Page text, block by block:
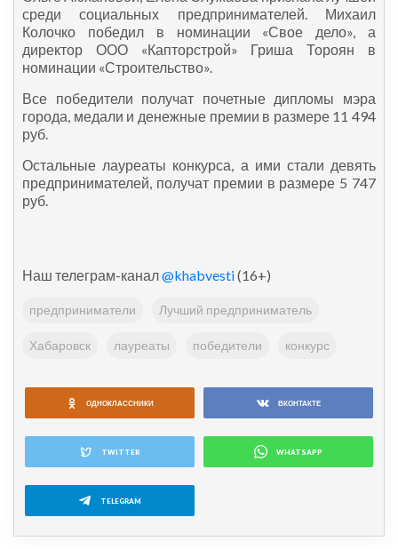
среди социальных предпринимателей. Михаил
Колочко победил в номинации «Свое дело», а
директор ООО «Капторстрой» Гриша Тороян в
номинации «Строительство».
Все победители получат почетные дипломы мэра
города, медали и денежные премии в размере 11 494
руб.
Остальные лауреаты конкурса, а ими стали девять
предпринимателей, получат премии в размере 5 747
руб.
Наш телеграм-канал@khabvesti(16+)
предприниматели Лучший предприниматель
Хабаровск лауреаты победители конкурс
ОДНОКЛАССНИКИ ВКОНТАКТЕ
TWITTER WHATSAPP
TELEGRAM